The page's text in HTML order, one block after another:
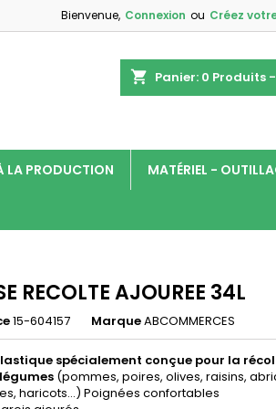
Bienvenue, Connexion ou Créez
shopping_cart Panier: 0 Produits
LA PRODUCTION MATÉRIEL -
RECOLTE AJOUREE 34L
15-604157 MarqueABCOMMERCES
spécialement conçue pour la
(pommes, poires, olives, raisins,
haricots...) Poignées confortables